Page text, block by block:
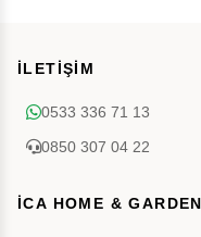
İLETİŞİM
0533 336 71 13
0850 307 04 22
İCA HOME & GARDEN